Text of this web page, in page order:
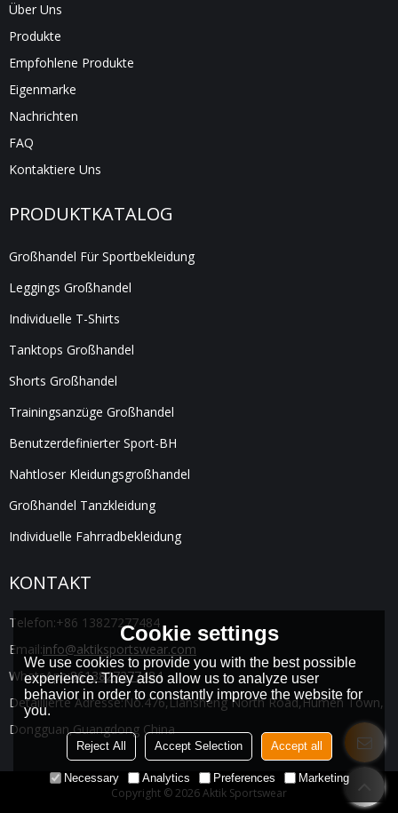
Über Uns
Produkte
Empfohlene Produkte
Eigenmarke
Nachrichten
FAQ
Kontaktiere Uns
PRODUKTKATALOG
Großhandel Für Sportbekleidung
Leggings Großhandel
Individuelle T-Shirts
Tanktops Großhandel
Shorts Großhandel
Trainingsanzüge Großhandel
Benutzerdefinierter Sport-BH
Nahtloser Kleidungsgroßhandel
Großhandel Tanzkleidung
Individuelle Fahrradbekleidung
KONTAKT
Telefon:+86 13827277484
Email:info@aktiksportswear.com
WhatsApp:8613827277484
Detaillierte Adresse:No.476,Liansheng North Road,Humen Town,
Dongguan,Guangdong China
Copyright © 2026Aktik Sportswear
Cookie settings
We use cookies to provide you with the best possible
experience. They also allow us to analyze user
behavior in order to constantly improve the website for
you.
Reject All Accept Selection Accept all
Necessary Analytics Preferences Marketing